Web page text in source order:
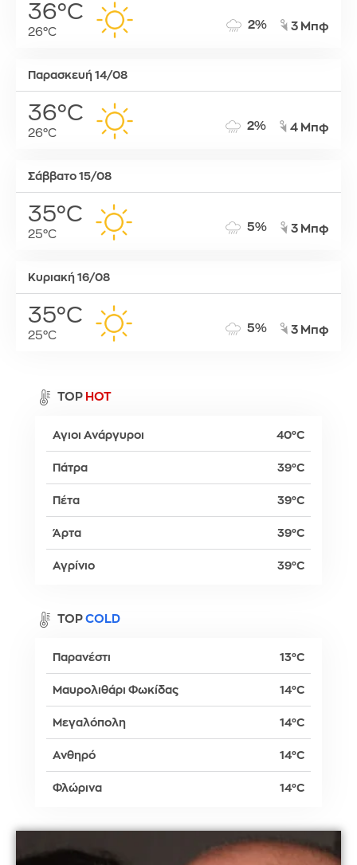
36°C
26°C
2% 3 Μπφ
Παρασκευή 14/08
36°C
26°C
2% 4 Μπφ
Σάββατο 15/08
35°C
25°C
5% 3 Μπφ
Κυριακή 16/08
35°C
25°C
5% 3 Μπφ
TOP HOT
Αγιοι Ανάργυροι 40°C
Πάτρα 39°C
Πέτα 39°C
Άρτα 39°C
Αγρίνιο 39°C
TOP COLD
Παρανέστι 13°C
Μαυρολιθάρι Φωκίδας 14°C
Μεγαλόπολη 14°C
Ανθηρό 14°C
Φλώρινα 14°C